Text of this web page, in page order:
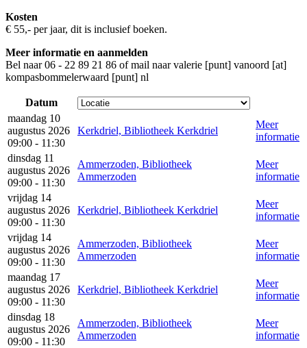
Kosten
€ 55,- per jaar, dit is inclusief boeken.
Meer informatie en aanmelden
Bel naar 06 - 22 89 21 86 of mail naarvalerie [punt] vanoord [at]
kompasbommelerwaard [punt] nl
Datum
maandag 10
augustus 2026
09:00 - 11:30
Kerkdriel, Bibliotheek Kerkdriel
Meer
informatie
dinsdag 11
augustus 2026
09:00 - 11:30
Ammerzoden, Bibliotheek
Ammerzoden
Meer
informatie
vrijdag 14
augustus 2026
09:00 - 11:30
Kerkdriel, Bibliotheek Kerkdriel
Meer
informatie
vrijdag 14
augustus 2026
09:00 - 11:30
Ammerzoden, Bibliotheek
Ammerzoden
Meer
informatie
maandag 17
augustus 2026
09:00 - 11:30
Kerkdriel, Bibliotheek Kerkdriel
Meer
informatie
dinsdag 18
augustus 2026
09:00 - 11:30
Ammerzoden, Bibliotheek
Ammerzoden
Meer
informatie